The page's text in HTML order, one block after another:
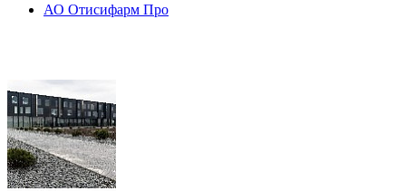
АО Отисифарм Про